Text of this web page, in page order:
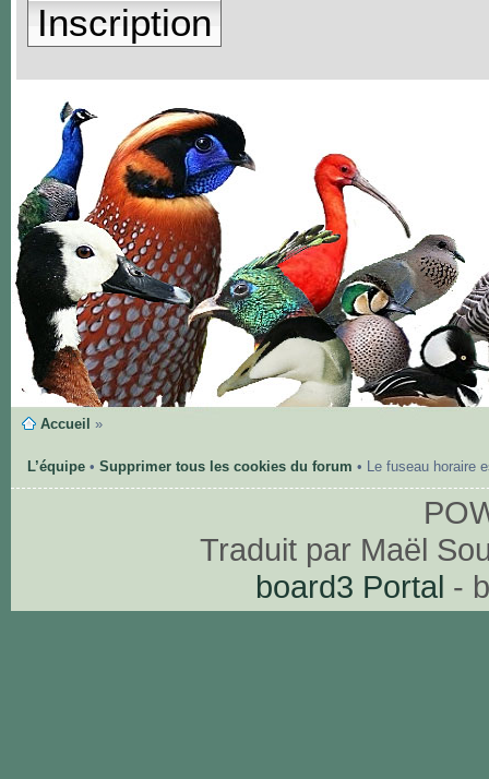
Inscription
Accueil »
L’équipe• Supprimer tous les cookies du forum • Le fuseau horaire
Traduit par Maël
board3 Portal -